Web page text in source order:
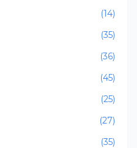
(14)
(35)
(36)
(45)
(25)
(27)
(35)